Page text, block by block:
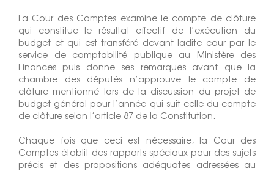
La Cour des Comptes examine le compte de clôture
qui constitue le résultat effectif de l’exécution du
budget et qui est transféré devant ladite cour par le
service de comptabilité publique au Ministère des
Finances puis donne ses remarques avant que la
chambre des députés n’approuve le compte de
clôture mentionné lors de la discussion du projet de
budget général pour l’année qui suit celle du compte
de clôture selon l’article 87 de la Constitution.
Chaque fois que ceci est nécessaire, la Cour des
Comptes établit des rapports spéciaux pour des sujets
précis et des propositions adéquates adressées au